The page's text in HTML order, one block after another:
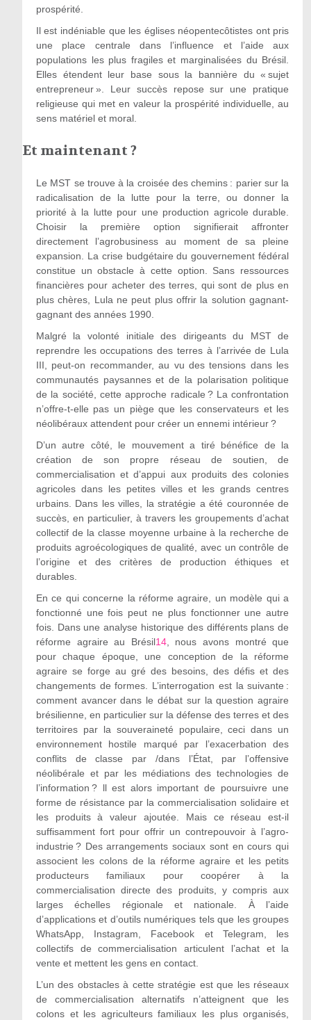
prospérité.
Il est indéniable que les églises néopentecôtistes ont pris
une place centrale dans l’influence et l’aide aux
populations les plus fragiles et marginalisées du Brésil.
Elles étendent leur base sous la bannière du « sujet
entrepreneur ». Leur succès repose sur une pratique
religieuse qui met en valeur la prospérité individuelle, au
sens matériel et moral.
Et maintenant ?
Le MST se trouve à la croisée des chemins : parier sur la
radicalisation de la lutte pour la terre, ou donner la
priorité à la lutte pour une production agricole durable.
Choisir la première option signifierait affronter
directement l’agrobusiness au moment de sa pleine
expansion. La crise budgétaire du gouvernement fédéral
constitue un obstacle à cette option. Sans ressources
financières pour acheter des terres, qui sont de plus en
plus chères, Lula ne peut plus offrir la solution gagnant-
gagnant des années 1990.
Malgré la volonté initiale des dirigeants du MST de
reprendre les occupations des terres à l’arrivée de Lula
III, peut-on recommander, au vu des tensions dans les
communautés paysannes et de la polarisation politique
de la société, cette approche radicale ? La confrontation
n’offre-t-elle pas un piège que les conservateurs et les
néolibéraux attendent pour créer un ennemi intérieur ?
D’un autre côté, le mouvement a tiré bénéfice de la
création de son propre réseau de soutien, de
commercialisation et d’appui aux produits des colonies
agricoles dans les petites villes et les grands centres
urbains. Dans les villes, la stratégie a été couronnée de
succès, en particulier, à travers les groupements d’achat
collectif de la classe moyenne urbaine à la recherche de
produits agroécologiques de qualité, avec un contrôle de
l’origine et des critères de production éthiques et
durables.
En ce qui concerne la réforme agraire, un modèle qui a
fonctionné une fois peut ne plus fonctionner une autre
fois. Dans une analyse historique des différents plans de
réforme agraire au Brésil14, nous avons montré que
pour chaque époque, une conception de la réforme
agraire se forge au gré des besoins, des défis et des
changements de formes. L’interrogation est la suivante :
comment avancer dans le débat sur la question agraire
brésilienne, en particulier sur la défense des terres et des
territoires par la souveraineté populaire, ceci dans un
environnement hostile marqué par l’exacerbation des
conflits de classe par /dans l’État, par l’offensive
néolibérale et par les médiations des technologies de
l’information ? ll est alors important de poursuivre une
forme de résistance par la commercialisation solidaire et
les produits à valeur ajoutée. Mais ce réseau est-il
suffisamment fort pour offrir un contrepouvoir à l’agro-
industrie ? Des arrangements sociaux sont en cours qui
associent les colons de la réforme agraire et les petits
producteurs familiaux pour coopérer à la
commercialisation directe des produits, y compris aux
larges échelles régionale et nationale. À l’aide
d’applications et d’outils numériques tels que les groupes
WhatsApp, Instagram, Facebook et Telegram, les
collectifs de commercialisation articulent l’achat et la
vente et mettent les gens en contact.
L’un des obstacles à cette stratégie est que les réseaux
de commercialisation alternatifs n’atteignent que les
colons et les agriculteurs familiaux les plus organisés,